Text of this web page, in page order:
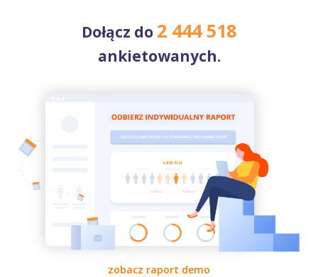
Dołącz do 2 444 518
ankietowanych.
zobacz raport demo